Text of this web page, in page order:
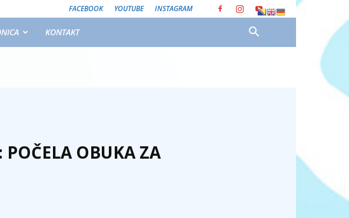
FACEBOOK YOUTUBE INSTAGRAM
KONTAKT
OBUKA ZA